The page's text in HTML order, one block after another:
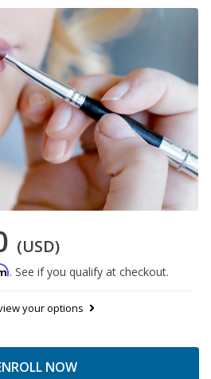
(USD)
. See if you qualify at checkout.
your options
NOW